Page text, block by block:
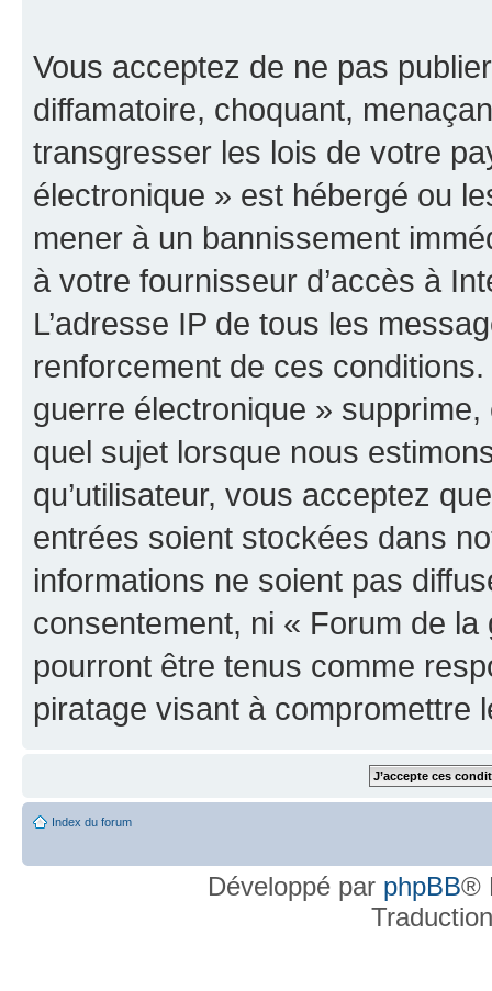
Vous acceptez de ne pas
diffamatoire, choquant,
transgresser les lois de votre
électronique » est hébergé ou
mener à un bannissement
à votre fournisseur d’accès à
L’adresse IP de tous les
renforcement de ces
guerre électronique »
quel sujet lorsque nous
qu’utilisateur, vous acceptez
entrées soient stockées dans
informations ne soient pas
consentement, ni « Forum de
pourront être tenus comme
piratage visant à compromettre
Index du forum
Développé par phpBB®